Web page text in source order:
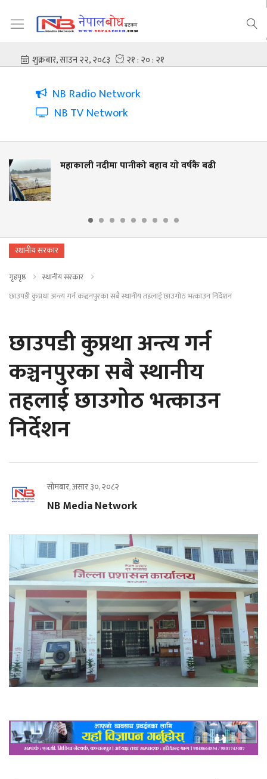
NB Radio Network
NB TV Network
महाकाली नदीमा पानीको बहाव याे वर्षकै बढी
स्थानीय सरकार
गृहपृष्ठ
स्थानीय सरकार
छाउपडी कुप्रथा अन्त्य गर्न कञ्चनपुरका सबै स्थानीय तहलाई छाउगोठ भत्काउन निर्देशन
छाउपडी कुप्रथा अन्त्य गर्न
कञ्चनपुरका सबै स्थानीय
तहलाई छाउगोठ भत्काउन
निर्देशन
सोमबार, असार ३०, २०८२
NB Media Network